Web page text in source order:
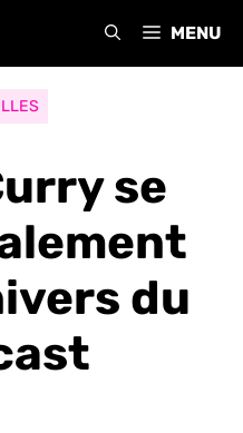
MENU
se
du